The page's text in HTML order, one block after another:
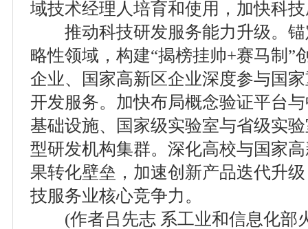
域技术经理人培育和使用，加快科
推动科技研发服务能力升级。锚
略性领域，构建“揭榜挂帅+赛马制”
企业、国家高新区企业深度参与国
开发服务。加快布局概念验证平台
基础设施、国家级实验室与省级实
型研发机构集群。深化高校与国家
果转化壁垒，加速创新产品迭代升
技服务业核心竞争力。
(作者吕先志 系工业和信息化部